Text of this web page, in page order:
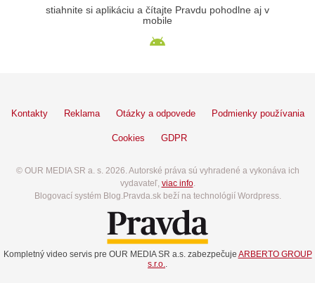
stiahnite si aplikáciu a čítajte Pravdu pohodlne aj v
mobile
Kontakty Reklama Otázky a odpovede Podmienky používania
Cookies GDPR
© OUR MEDIA SR a. s. 2026. Autorské práva sú vyhradené a vykonáva ich
vydavateľ, viac info.
Blogovací systém Blog.Pravda.sk beží na technológií Wordpress.
Kompletný video servis pre OUR MEDIA SR a.s. zabezpečuje ARBERTO GROUP
s.r.o..